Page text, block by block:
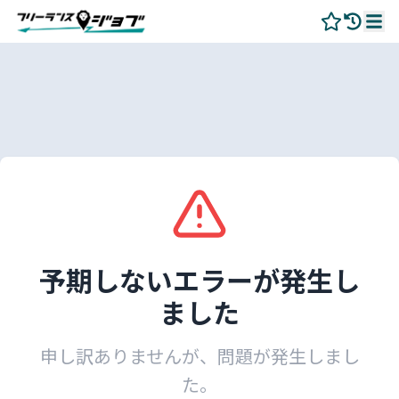
予期しないエラーが発生し
ました
申し訳ありませんが、問題が発生しまし
た。